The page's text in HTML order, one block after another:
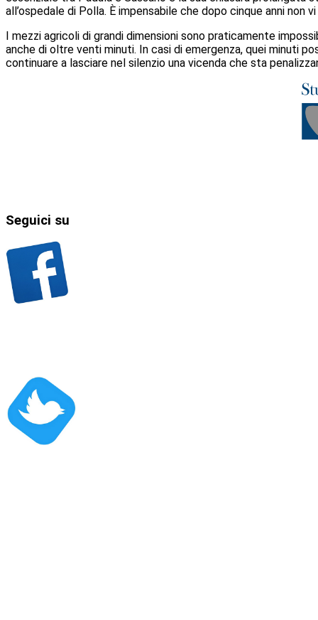
all’ospedale di Polla. È impensabile che dopo cinque anni non
I mezzi agricoli di grandi dimensioni sono praticamente
anche di oltre venti minuti. In casi di emergenza, quei minuti
continuare a lasciare nel silenzio una vicenda che sta
Seguici su